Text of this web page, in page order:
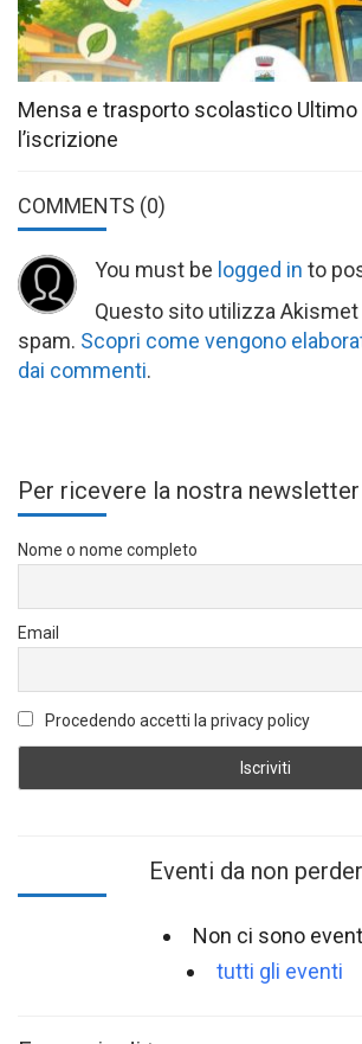
Mensa e trasporto scolastico Ultimo
l’iscrizione
COMMENTS (0)
You must be logged in to
Questo sito utilizza
spam. Scopri come vengono
dai commenti.
Per ricevere la nostra
Nome o nome completo
Email
Procedendo accetti la privacy policy
Eventi da non
Non ci sono
tutti gli eventi